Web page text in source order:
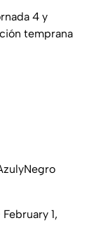
4 y
temprana
February 1,